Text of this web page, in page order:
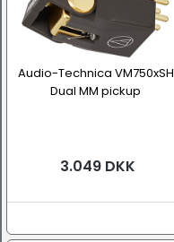
Audio-Technica VM750xSH
Dual MM pickup
3.049 DKK